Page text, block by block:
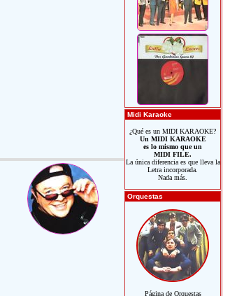
Midi Karaoke
¿Qué es un MIDI KARAOKE?
Un MIDI KARAOKE
es lo mismo que un
MIDI FILE.
La única diferencia es que lleva la
Letra incorporada.
Nada más.
Orquestas
Página de Orquestas